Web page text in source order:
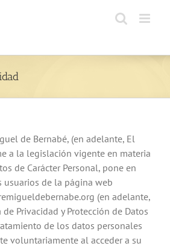
de Bernabé, (en adelante, El
a la legislación vigente en materia
de Carácter Personal, pone en
de la página web
(en adelante,
Privacidad y Protección de Datos
de los datos personales
voluntariamente al acceder a su